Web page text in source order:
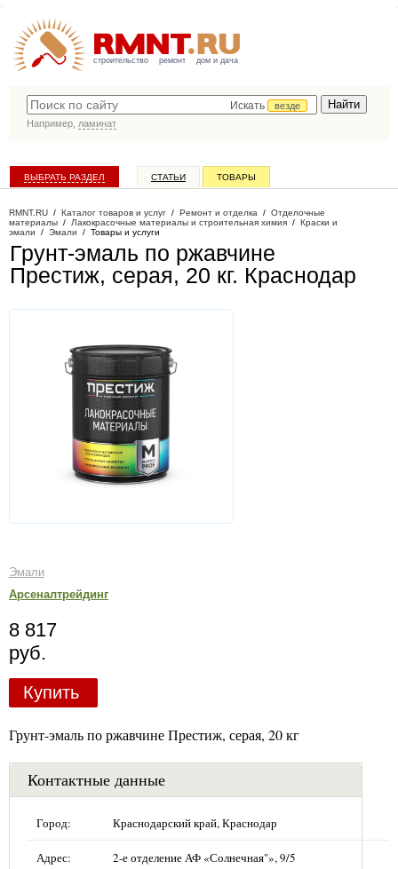
строительство ремонт дом и дача
Искать
везде
Например, ламинат
ВЫБРАТЬ РАЗДЕЛ СТАТЬИ ТОВАРЫ
RMNT.RU / Каталог товаров и услуг / Ремонт и отделка / Отделочные
материалы / Лакокрасочные материалы и строительная химия / Краски и
эмали / Эмали / Товары и услуги
Грунт-эмаль по ржавчине
Престиж, серая, 20 кг. Краснодар
Эмали
Арсеналтрейдинг
8 817
руб.
Купить
Грунт-эмаль по ржавчине Престиж, серая, 20 кг
Контактные данные
Город: Краснодарский край, Краснодар
Адрес: 2-е отделение АФ «Солнечная"», 9/5